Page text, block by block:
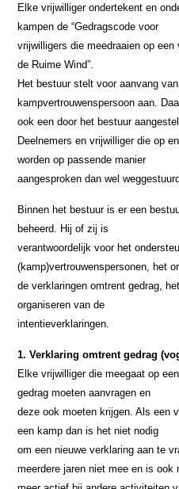
Elke vrijwilliger ondertekent en
kampen de “Gedragscode voor
vrijwilligers die meedraaien op
de Ruime Wind”.
Het bestuur stelt voor aanvang
kampvertrouwenspersoon aan.
ook een door het bestuur
Deelnemers en vrijwilliger die op
worden op passende manier
aangesproken dan wel
Binnen het bestuur is er een
beheerd. Hij of zij is
verantwoordelijk voor het
(kamp)vertrouwenspersonen, het
de verklaringen omtrent gedrag,
organiseren van de
intentieverklaringen.
1. Verklaring omtrent gedrag
Elke vrijwilliger die meegaat op
gedrag moeten aanvragen en
deze ook moeten krijgen. Als een
een kamp dan is het niet nodig
om een nieuwe verklaring aan te
meerdere jaren niet mee en is ook